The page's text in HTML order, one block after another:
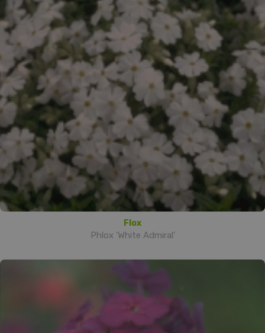
Flox
Phlox 'White Admiral'